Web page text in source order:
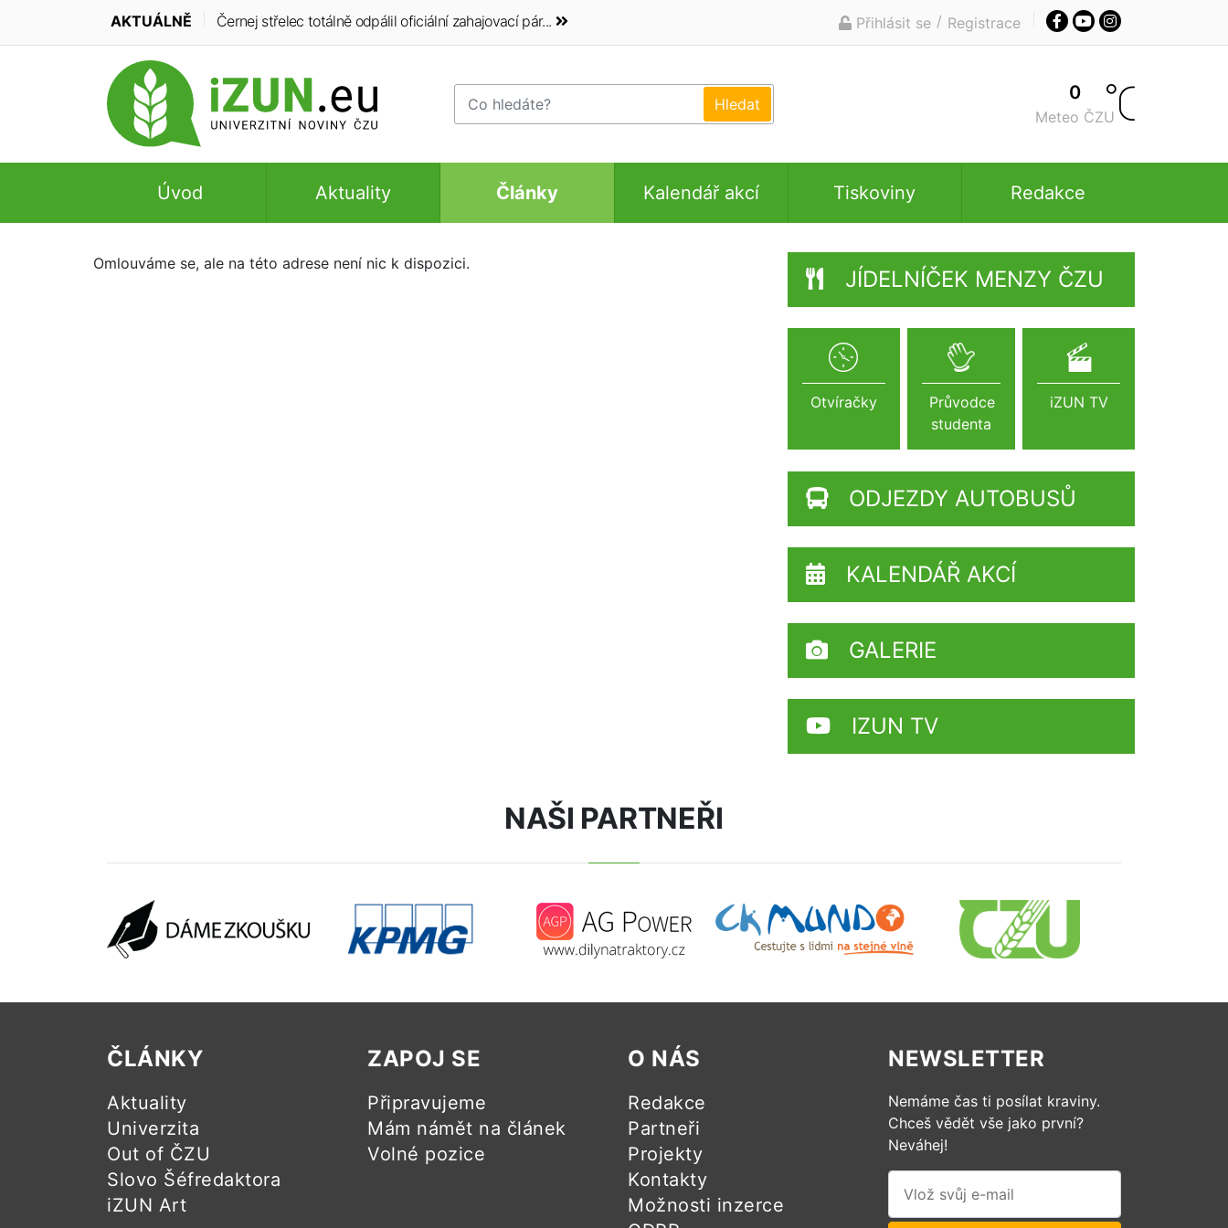
AKTUÁLNĚ Černej střelec totálně odpálil oficiální zahajovací pár... Přihlásit se / Registrace
0
Meteo ČZU
Úvod Aktuality Články Kalendář akcí Tiskoviny Redakce
Omlouváme se, ale na této adrese není nic k dispozici.
JÍDELNÍČEK MENZY ČZU
Otvíračky
Průvodce
studenta
iZUN TV
ODJEZDY AUTOBUSŮ
KALENDÁŘ AKCÍ
GALERIE
IZUN TV
NAŠI PARTNEŘI
ČLÁNKY
Aktuality
Univerzita
Out of ČZU
Slovo Šéfredaktora
iZUN Art
ZAPOJ SE
Připravujeme
Mám námět na článek
Volné pozice
O NÁS
Redakce
Partneři
Projekty
Kontakty
Možnosti inzerce
NEWSLETTER
Nemáme čas ti posílat kraviny.
Chceš vědět vše jako první?
Neváhej!